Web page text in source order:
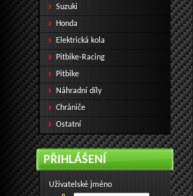
Suzuki
Honda
Elektrická kola
Pitbike-Racing
Pitbike
Náhradní díly
Chrániče
Ostatní
PŘIHLÁŠENÍ
Uživatelské jméno